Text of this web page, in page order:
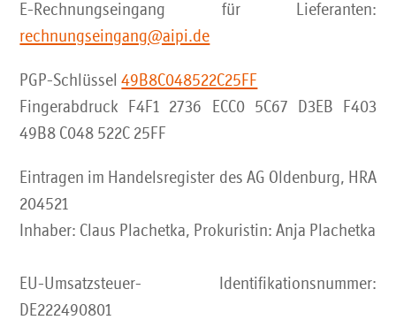
E-Rechnungseingang für Lieferanten:
rechnungseingang@aipi.de
PGP-Schlüssel49B8C048522C25FF
Fingerabdruck F4F1 2736 ECC0 5C67 D3EB F403
49B8 C048 522C 25FF
Eintragen im Handelsregister des AG Oldenburg, HRA
204521
Inhaber: Claus Plachetka, Prokuristin: Anja Plachetka
EU-Umsatzsteuer- Identifikationsnummer:
DE222490801